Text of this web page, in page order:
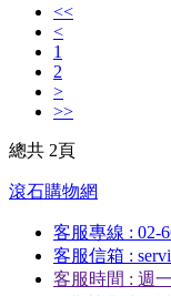
<<
<
1
2
>
>>
總共 2頁
滾石購物網
客服專線 : 02-
客服信箱 :
客服時間 : 週